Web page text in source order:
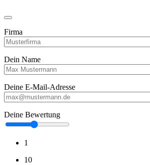
Firma
Dein Name
Deine E-Mail-Adresse
Deine Bewertung
1
10